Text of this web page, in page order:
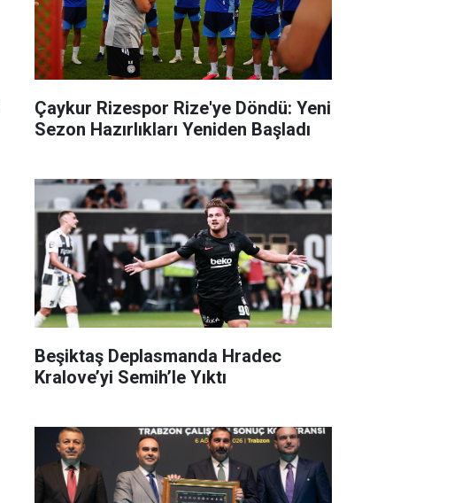
Çaykur Rizespor Rize'ye Döndü: Yeni
Sezon Hazırlıkları Yeniden Başladı
Beşiktaş Deplasmanda Hradec
Kralove’yi Semih’le Yıktı